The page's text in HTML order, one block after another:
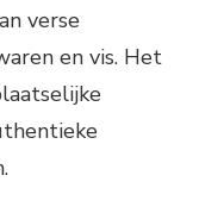
verse
en vis. Het